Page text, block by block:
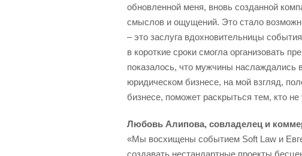
обновленной меня, вновь созданной
смыслов и ощущений. Это стало
– это заслуга вдохновительницы
в короткие сроки смогла организовать
показалось, что мужчины
юридическом бизнесе, на мой взгляд,
бизнесе, поможет раскрыться тем, кто
Любовь Алипова, совладелец и
«Мы восхищены событием Soft Law и